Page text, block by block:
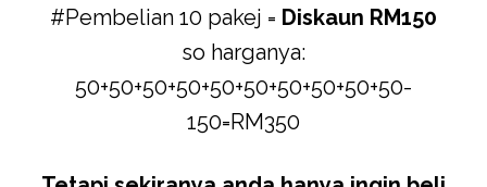
#Pembelian 10 pakej = Diskaun RM150
so harganya:
50+50+50+50+50+50+50+50+50+50-
150=RM350